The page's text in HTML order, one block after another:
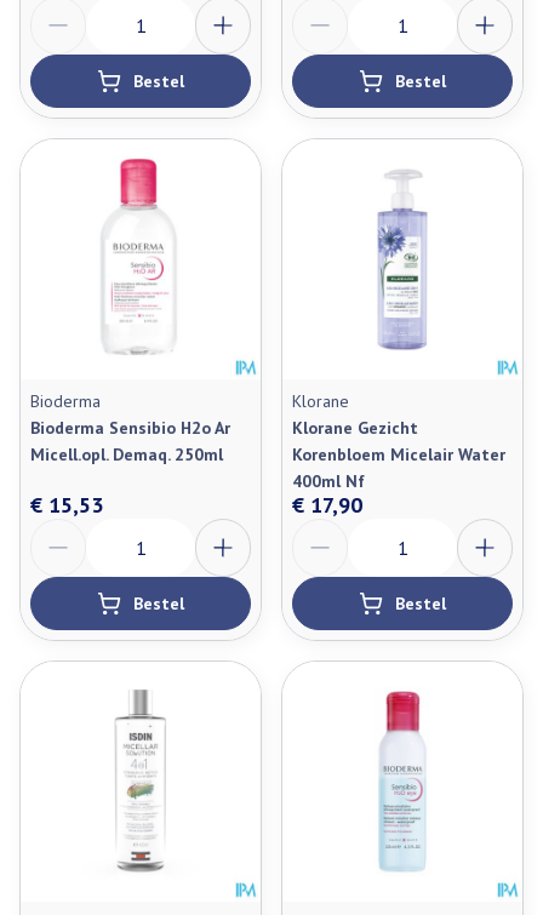
Bestel Bestel
Bioderma
Bioderma Sensibio H2o Ar
Micell.opl. Demaq. 250ml
€ 15,53
Bestel
Klorane
Klorane Gezicht
Korenbloem Micelair Water
400ml Nf
€ 17,90
Bestel